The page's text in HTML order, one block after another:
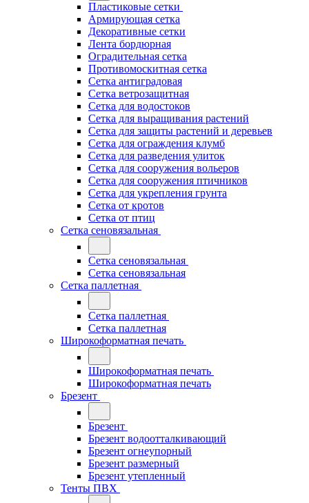
Пластиковые сетки
Армирующая сетка
Декоративные сетки
Лента бордюрная
Оградительная сетка
Противомоскитная сетка
Сетка антиградовая
Сетка ветрозащитная
Сетка для водостоков
Сетка для выращивания растений
Сетка для защиты растений и деревьев
Сетка для ограждения клумб
Сетка для разведения улиток
Сетка для сооружения вольеров
Сетка для сооружения птичников
Сетка для укрепления грунта
Сетка от кротов
Сетка от птиц
Сетка сеновязальная
Сетка сеновязальная
Сетка сеновязальная
Сетка паллетная
Сетка паллетная
Сетка паллетная
Широкоформатная печать
Широкоформатная печать
Широкоформатная печать
Брезент
Брезент
Брезент водоотталкивающий
Брезент огнеупорный
Брезент размерный
Брезент утепленный
Тенты ПВХ